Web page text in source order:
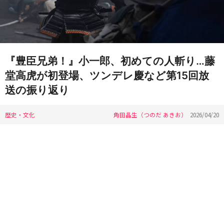
『豊臣兄弟！』小一郎、初めての人斬り…藤
堂高虎が初登場、ツンデレ慶など第15回放
送の振り返り
歴史・文化 角田晶生（つのだ あきお） 2026/04/20